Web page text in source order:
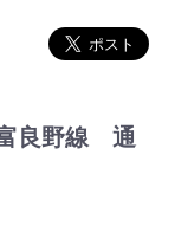
良野線 通